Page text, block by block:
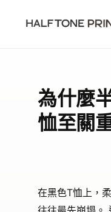
HOME ›
為什麼
恤至關
在黑色T恤上，